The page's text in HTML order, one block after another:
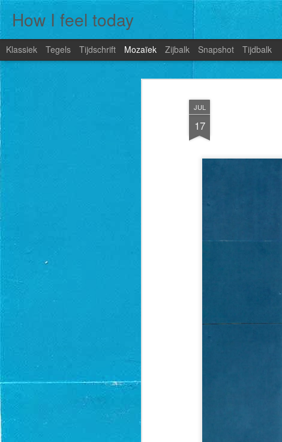
JUL
17
How I feel today
Klassiek Tegels Tijdschrift Mozaïek Zijbalk Snapshot Tijdbalk